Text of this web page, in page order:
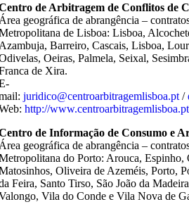
de Arbitragem de Conflitos de
geográfica de abrangência –
de Lisboa: Lisboa,
Barreiro, Cascais, Lisboa,
Oeiras, Palmela, Seixal,
de Xira.
juridico@centroarbitragemlisboa.pt /
http://www.centroarbitragemlisboa.pt
de Informação de Consumo e
geográfica de abrangência –
do Porto: Arouca, Espinho,
Oliveira de Azeméis, Porto,
Feira, Santo Tirso, São João da
Vila do Conde e Vila Nova de